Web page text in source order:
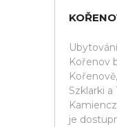
Kořenov
Szklarki
je